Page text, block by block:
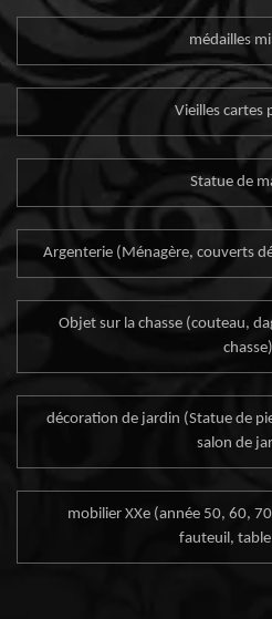
médailles
Vieilles cartes
Statue de
Argenterie (Ménagère, couverts
Objet sur la chasse (couteau,
chasse)
décoration de jardin (Statue de
salon de
mobilier XXe (année 50, 60,
fauteuil, table